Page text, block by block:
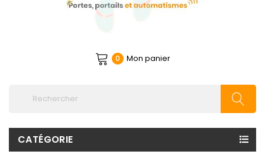
0 Mon panier
CATÉGORIE